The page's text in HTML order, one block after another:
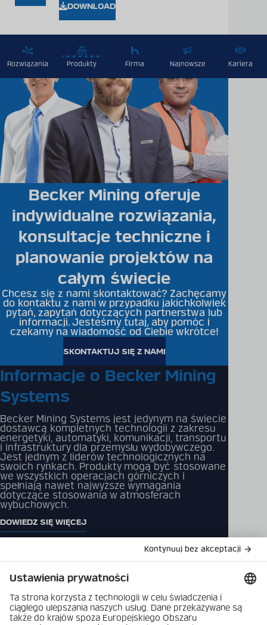
DOWNLOAD
Becker Mining oferuje
indywidualne rozwiązania,
konsultacje techniczne i
planowanie projektów na
całym świecie
Chcesz się z nami skontaktować? Zachęcamy
do kontaktu z nami w przypadku jakichkolwiek
pytań, zapytań dotyczących partnerstwa lub
informacji. Jesteśmy tutaj, aby pomóc i
czekamy na wiadomość od Ciebie wkrótce!
SKONTAKTUJ SIĘ Z NAMI
Informacje o Becker Mining
Systems
Becker Mining Systems jest jedynym na świecie
dostawcą kompletnych technologii z zakresu
energetyki, automatyki, komunikacji, transportu
i infrastruktury dla przemysłu wydobywczego.
Jest jednym z liderów technologicznych na
swoich rynkach. Produkty mogą być stosowane
we wszystkich operacjach górniczych i
spełniają nawet najwyższe wymagania
dotyczące stosowania w atmosferach
wybuchowych.
DOWIEDZ SIĘ WIĘCEJ
Rozwiązania
Produkty
Firma
Pliki do pobrania
Skontaktuj się z nami
Polityka prywatności
danych
Rozwiązania Produkty Firma Najnowsze Kariera